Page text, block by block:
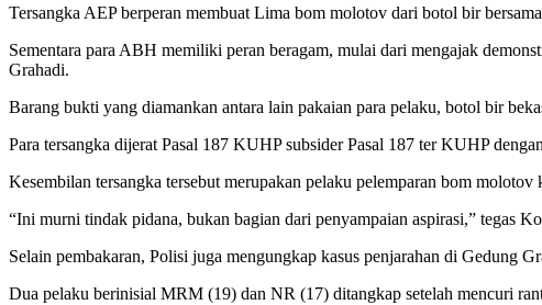
Tersangka AEP berperan membuat Lima bom molotov dari botol bir
Sementara para ABH memiliki peran beragam, mulai dari mengajak
Grahadi.
Barang bukti yang diamankan antara lain pakaian para pelaku, botol bir
Para tersangka dijerat Pasal 187 KUHP subsider Pasal 187 ter KUHP
Kesembilan tersangka tersebut merupakan pelaku pelemparan bom
“Ini murni tindak pidana, bukan bagian dari penyampaian aspirasi,” tegas
Selain pembakaran, Polisi juga mengungkap kasus penjarahan di Gedung
Dua pelaku berinisial MRM (19) dan NR (17) ditangkap setelah mencuri